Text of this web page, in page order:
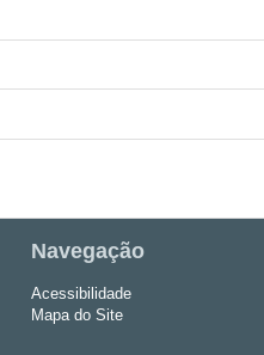
Navegação
Acessibilidade
Mapa do Site